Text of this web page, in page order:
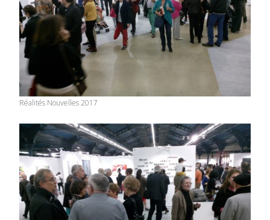
Réalités Nouvelles 2017